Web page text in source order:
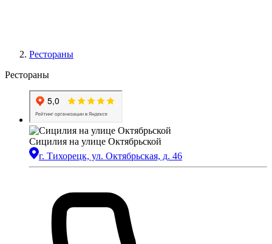
Рестораны
Рестораны
Сицилия на улице Октябрьской
г. Тихорецк, ул. Октябрьская, д. 46